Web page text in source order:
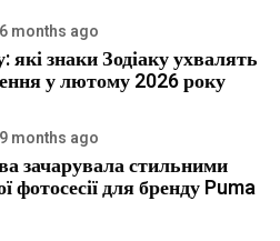
6 months ago
знаки Зодіаку ухвалять
у лютому 2026 року
9 months ago
зачарувала стильними
фотосесії для бренду Puma